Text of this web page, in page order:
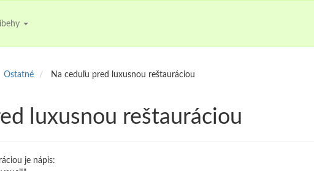
Ostatné Na ceduľu pred luxusnou reštauráciou
luxusnou reštauráciou
je nápis: